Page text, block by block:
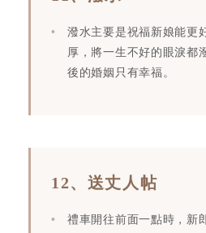
潑水主要是祝福新娘能更
厚，將一生不好的眼淚都
後的婚姻只有幸福。
12、送丈人帖
禮車開往前面一點時，新